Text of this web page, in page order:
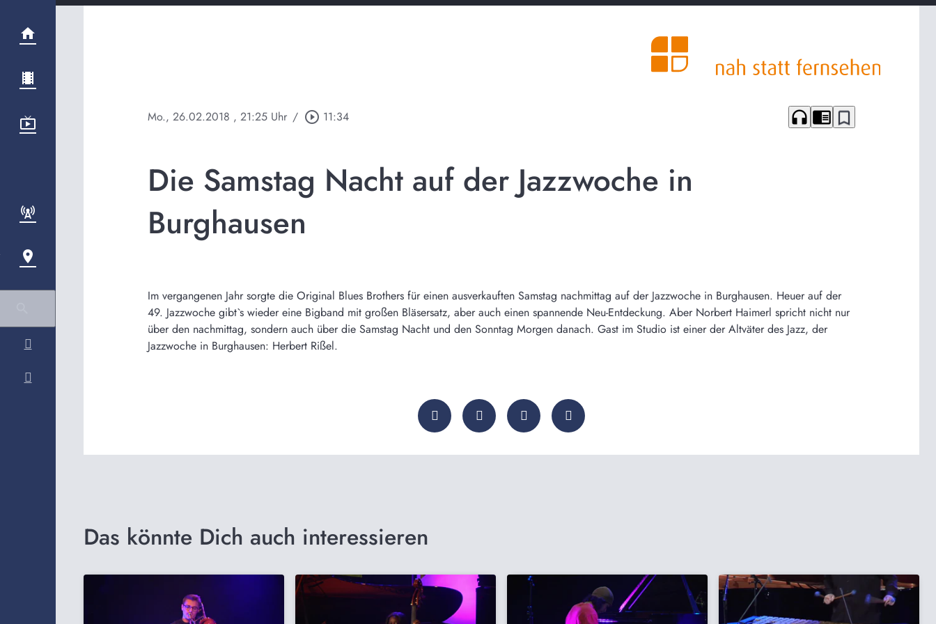
Mo., 26.02.2018 , 21:25 Uhr / play_circle_outline 11:34 headphones chrome_reader_mode bookmark_border
Die Samstag Nacht auf der Jazzwoche in
Burghausen
Im vergangenen Jahr sorgte die Original Blues Brothers für einen ausverkauften Samstag nachmittag auf der Jazzwoche in Burghausen. Heuer auf der
49. Jazzwoche gibt`s wieder eine Bigband mit großen Bläsersatz, aber auch einen spannende Neu-Entdeckung. Aber Norbert Haimerl spricht nicht nur
über den nachmittag, sondern auch über die Samstag Nacht und den Sonntag Morgen danach. Gast im Studio ist einer der Altväter des Jazz, der
Jazzwoche in Burghausen: Herbert Rißel.
Das könnte Dich auch interessieren